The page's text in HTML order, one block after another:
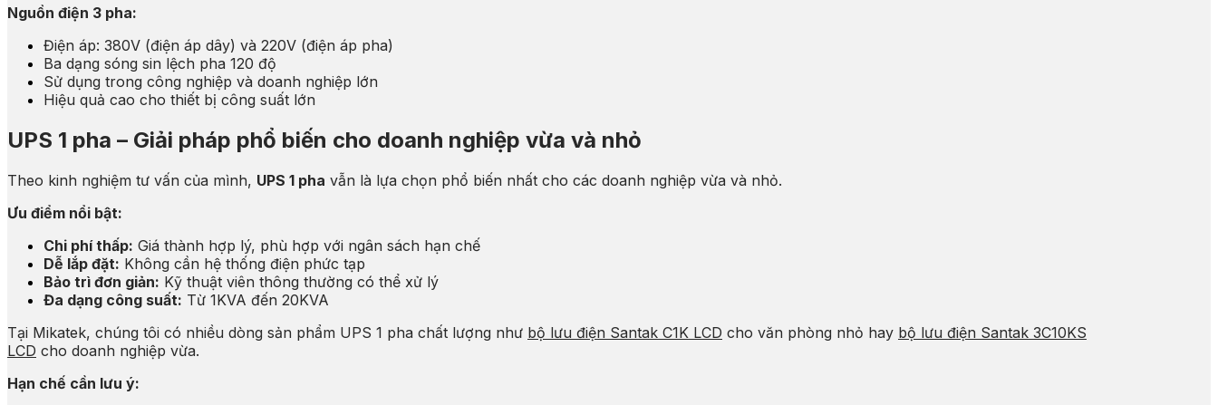
Nguồn điện 3 pha:
Điện áp: 380V (điện áp dây) và 220V (điện áp pha)
Ba dạng sóng sin lệch pha 120 độ
Sử dụng trong công nghiệp và doanh nghiệp lớn
Hiệu quả cao cho thiết bị công suất lớn
UPS 1 pha – Giải pháp phổ biến cho doanh nghiệp vừa và nhỏ
Theo kinh nghiệm tư vấn của mình, UPS 1 pha vẫn là lựa chọn phổ biến nhất cho các doanh nghiệp vừa và nhỏ.
Ưu điểm nổi bật:
Chi phí thấp: Giá thành hợp lý, phù hợp với ngân sách hạn chế
Dễ lắp đặt: Không cần hệ thống điện phức tạp
Bảo trì đơn giản: Kỹ thuật viên thông thường có thể xử lý
Đa dạng công suất: Từ 1KVA đến 20KVA
Tại Mikatek, chúng tôi có nhiều dòng sản phẩm UPS 1 pha chất lượng như bộ lưu điện Santak C1K LCD cho văn phòng nhỏ hay bộ lưu điện Santak 3C10KS
LCD cho doanh nghiệp vừa.
Hạn chế cần lưu ý: